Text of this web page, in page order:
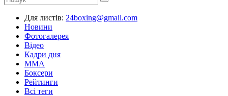
Для листів: 24boxing@gmail.com
Новини
Фотогалерея
Відео
Кадри дня
ММА
Боксери
Рейтинги
Всі теги